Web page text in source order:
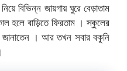
বিভিন্ন জায়গায় ঘুরে বেড়াতাম
হলে বাড়িতে ফিরতাম । স্কুলের
জানাতেন । আর তখন সবার বকুনি